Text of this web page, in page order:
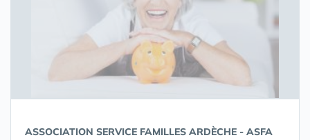
ASSOCIATION SERVICE FAMILLES ARDÈCHE - ASFA